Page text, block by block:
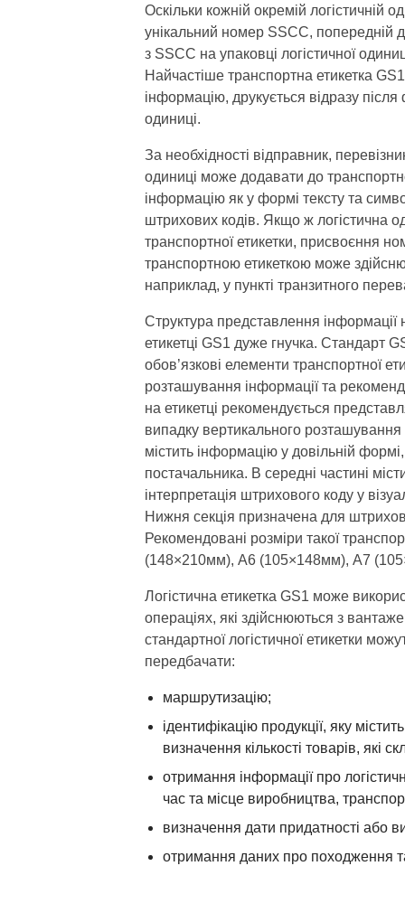
Оскільки кожній окремій логістичній
унікальний номер SSCC, попередній
з SSCC на упаковці логістичної
Найчастіше транспортна етикетка
інформацію, друкується відразу
одиниці.
За необхідності відправник,
одиниці може додавати до
інформацію як у формі тексту та
штрихових кодів. Якщо ж логістична
транспортної етикетки, присвоєння
транспортною етикеткою може
наприклад, у пункті транзитного
Структура представлення інформації
етикетці GS1 дуже гнучка. Стандарт
обов’язкові елементи транспортної
розташування інформації та
на етикетці рекомендується
випадку вертикального розташування
містить інформацію у довільній
постачальника. В середні частині
інтерпретація штрихового коду у
Нижня секція призначена для
Рекомендовані розміри такої
(148×210мм), А6 (105×148мм), А7
Логістична етикетка GS1 може
операціях, які здійснюються з
стандартної логістичної етикетки
передбачати:
маршрутизацію;
ідентифікацію продукції, яку
визначення кількості товарів, які
отримання інформації про
час та місце виробництва,
визначення дати придатності або
отримання даних про походження та